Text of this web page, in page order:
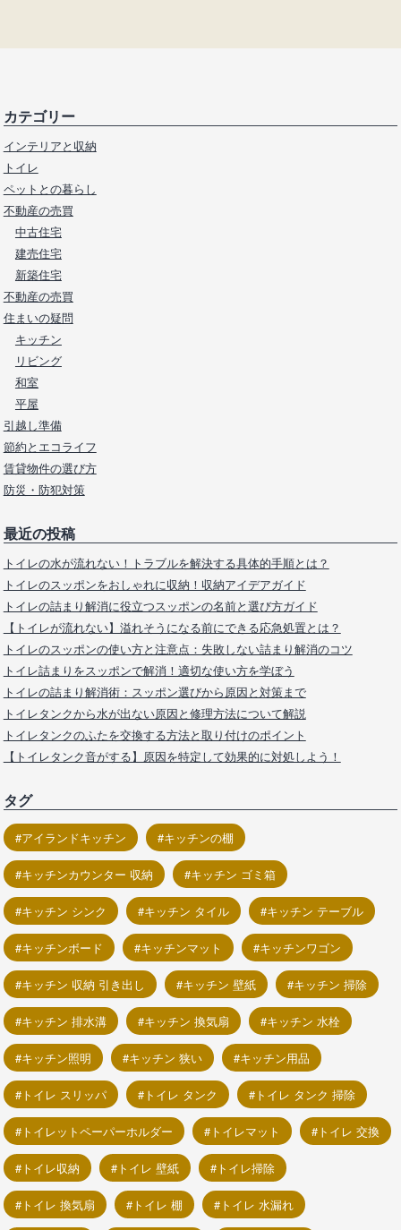
カテゴリー
インテリアと収納
トイレ
ペットとの暮らし
不動産の売買
中古住宅
建売住宅
新築住宅
不動産の売買
住まいの疑問
キッチン
リビング
和室
平屋
引越し準備
節約とエコライフ
賃貸物件の選び方
防災・防犯対策
最近の投稿
トイレの水が流れない！トラブルを解決する具体的手順とは？
トイレのスッポンをおしゃれに収納！収納アイデアガイド
トイレの詰まり解消に役立つスッポンの名前と選び方ガイド
【トイレが流れない】溢れそうになる前にできる応急処置とは？
トイレのスッポンの使い方と注意点：失敗しない詰まり解消のコツ
トイレ詰まりをスッポンで解消！適切な使い方を学ぼう
トイレの詰まり解消術：スッポン選びから原因と対策まで
トイレタンクから水が出ない原因と修理方法について解説
トイレタンクのふたを交換する方法と取り付けのポイント
【トイレタンク音がする】原因を特定して効果的に対処しよう！
タグ
アイランドキッチン キッチンの棚
キッチンカウンター 収納 キッチン ゴミ箱
キッチン シンク キッチン タイル キッチン テーブル
キッチンボード キッチンマット キッチンワゴン
キッチン 収納 引き出し キッチン 壁紙 キッチン 掃除
キッチン 排水溝 キッチン 換気扇 キッチン 水栓
キッチン照明 キッチン 狭い キッチン用品
トイレ スリッパ トイレ タンク トイレ タンク 掃除
トイレットペーパーホルダー トイレマット トイレ 交換
トイレ収納 トイレ 壁紙 トイレ掃除
トイレ 換気扇 トイレ 棚 トイレ 水漏れ